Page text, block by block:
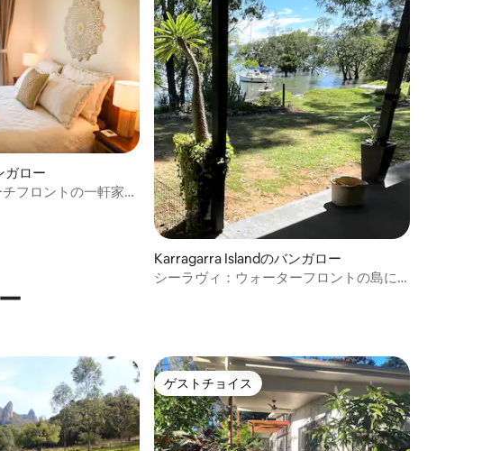
平均評価
ガロー
フロントの一軒家2
Karragarra Islandのバンガロー
シーラヴィ：ウォーターフロントの島に
ゲストチョイス
ゲストチョイス